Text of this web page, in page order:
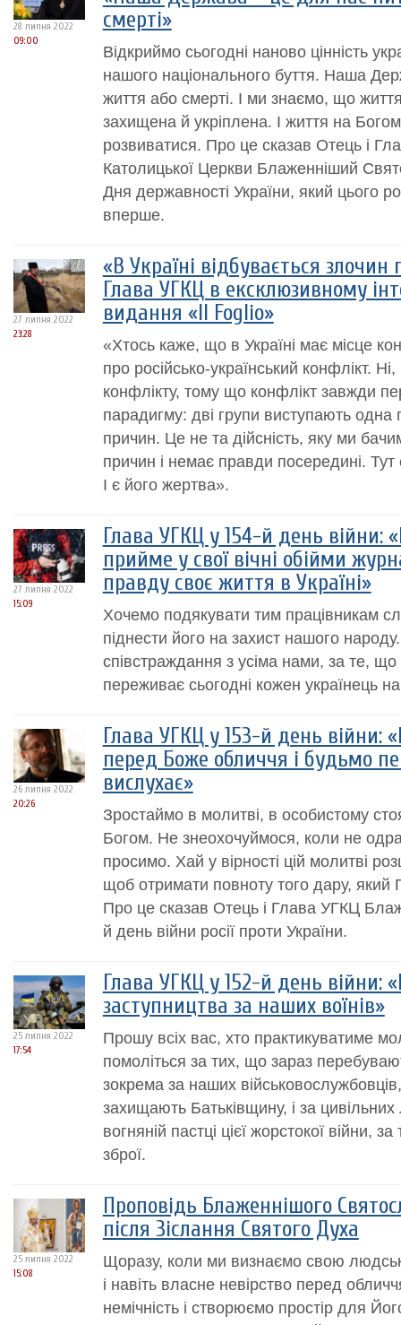
28 липня 2022
09:00
смерті»
Відкриймо сьогодні наново цінність
нашого національного буття. Наша
життя або смерті. І ми знаємо, що
захищена й укріплена. І життя на Богом
розвиватися. Про це сказав Отець і
Католицької Церкви Блаженніший
Дня державності України, який цього
вперше.
27 липня 2022
23:28
«В Україні відбувається
Глава УГКЦ в ексклюзивному
видання «Il Foglio»
«Хтось каже, що в Україні має місце
про російсько-український конфлікт.
конфлікту, тому що конфлікт завжди
парадигму: дві групи виступають одна
причин. Це не та дійсність, яку ми
причин і немає правди посередині.
І є його жертва».
27 липня 2022
15:09
Глава УГКЦ у 154-й день війни:
прийме у свої вічні обійми
правду своє життя в Україні»
Хочемо подякувати тим працівникам
піднести його на захист нашого
співстраждання з усіма нами, за те,
переживає сьогодні кожен українець
26 липня 2022
20:26
Глава УГКЦ у 153-й день війни:
перед Боже обличчя і будьмо
вислухає»
Зростаймо в молитві, в особистому
Богом. Не знеохочуймося, коли не
просимо. Хай у вірності цій молитві
щоб отримати повноту того дару, який
Про це сказав Отець і Глава УГКЦ
й день війни росії проти України.
25 липня 2022
17:54
Глава УГКЦ у 152-й день війни:
заступництва за наших воїнів»
Прошу всіх вас, хто практикуватиме
помоліться за тих, що зараз
зокрема за наших військовослужбовців,
захищають Батьківщину, і за
вогняній пастці цієї жорстокої війни,
зброї.
25 липня 2022
15:08
Проповідь Блаженнішого
після Зіслання Святого Духа
Щоразу, коли ми визнаємо свою
і навіть власне невірство перед
немічність і створюємо простір для